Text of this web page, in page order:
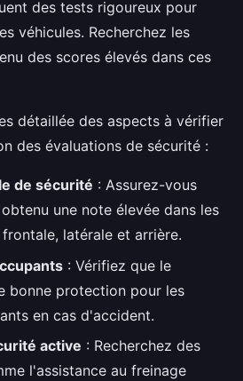
des tests rigoureux pour
véhicules. Recherchez les
des scores élevés dans ces
détaillée des aspects à vérifier
des évaluations de sécurité :
de sécurité : Assurez-vous
une note élevée dans les
latérale et arrière.
: Vérifiez que le
bonne protection pour les
en cas d'accident.
active : Recherchez des
l'assistance au freinage